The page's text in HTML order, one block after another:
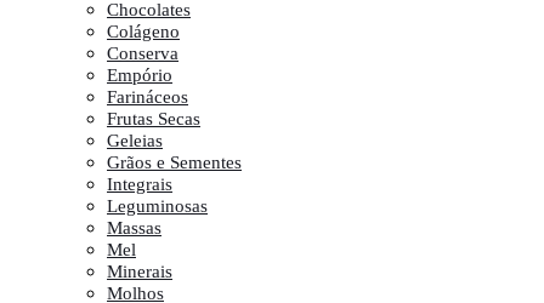
Chocolates
Colágeno
Conserva
Empório
Farináceos
Frutas Secas
Geleias
Grãos e Sementes
Integrais
Leguminosas
Massas
Mel
Minerais
Molhos